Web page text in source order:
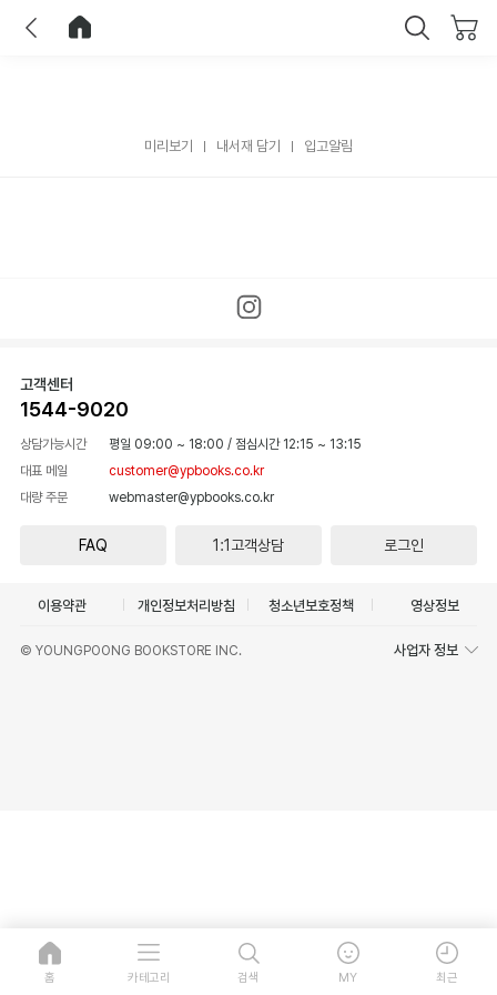
미리보기 내서재 담기 입고알림
고객센터
1544-9020
상담가능시간 평일 09:00 ~ 18:00 / 점심시간 12:15 ~ 13:15
대표 메일
customer@ypbooks.co.kr
대량 주문
webmaster@ypbooks.co.kr
FAQ 1:1고객상담 로그인
이용약관 개인정보처리방침 청소년보호정책 영상정보
© YOUNGPOONG BOOKSTORE INC. 사업자 정보
홈 카테고리 검색 MY 최근